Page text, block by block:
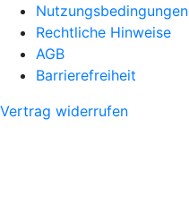
Nutzungsbedingungen
Rechtliche Hinweise
AGB
Barrierefreiheit
Vertrag widerrufen